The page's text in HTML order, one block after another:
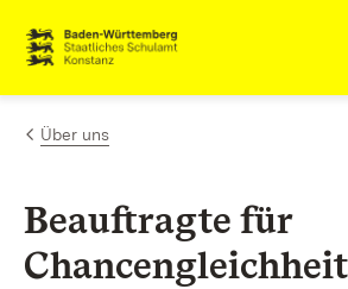
Zum Inhalt springen
Link zur Startseite
Über uns
Beauftragte für
Chancengleichheit